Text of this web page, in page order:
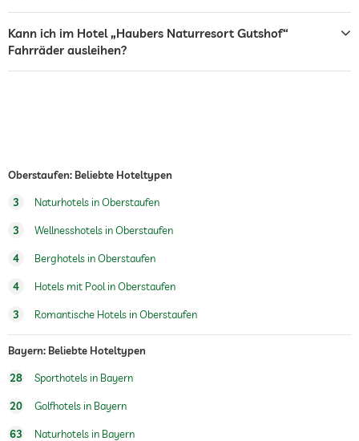
Außenpool Ganzjährig geöffnet
Innenpool
Wandern
Sauna
Massageangebot
Wellnessmassagen
Kann ich im Hotel „Haubers Naturresort Gutshof“
Fahrräder ausleihen?
Oberstaufen: Beliebte Hoteltypen
3 Naturhotels in Oberstaufen
3 Wellnesshotels in Oberstaufen
4 Berghotels in Oberstaufen
4 Hotels mit Pool in Oberstaufen
3 Romantische Hotels in Oberstaufen
Bayern: Beliebte Hoteltypen
28 Sporthotels in Bayern
20 Golfhotels in Bayern
63 Naturhotels in Bayern